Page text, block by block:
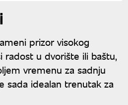
prizor visokog
radost u dvorište ili baštu,
vremenu za sadnju
sada idealan trenutak za